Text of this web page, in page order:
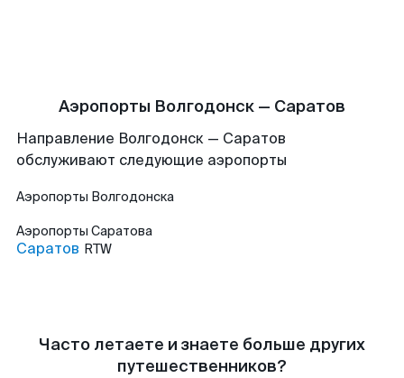
Аэропорты Волгодонск — Саратов
Направление Волгодонск — Саратов
обслуживают следующие аэропорты
Аэропорты Волгодонска
Аэропорты Саратова
Саратов RTW
Часто летаете и знаете больше других
путешественников?